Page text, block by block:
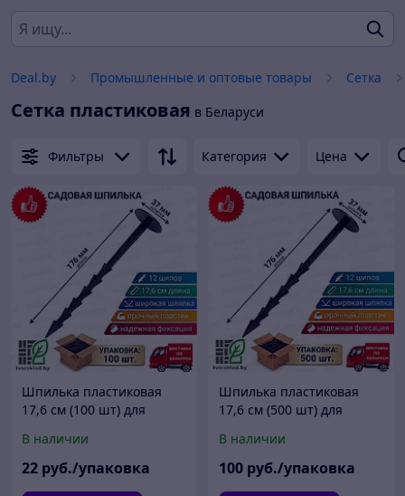
Deal.by Промышленные и оптовые товары Сетка
Сетка пластиковая в Беларуси
Фильтры Категория Цена
Шпилька пластиковая
17,6 см (100 шт) для
кротов
В наличии
22 руб./упаковка
Шпилька пластиковая
17,6 см (500 шт) для
кротов
В наличии
100 руб./упаковка